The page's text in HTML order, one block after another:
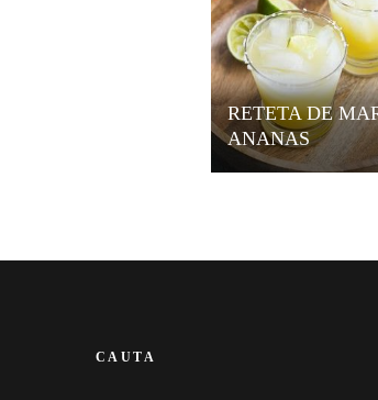
RETETA DE
ANANAS
CAUTA